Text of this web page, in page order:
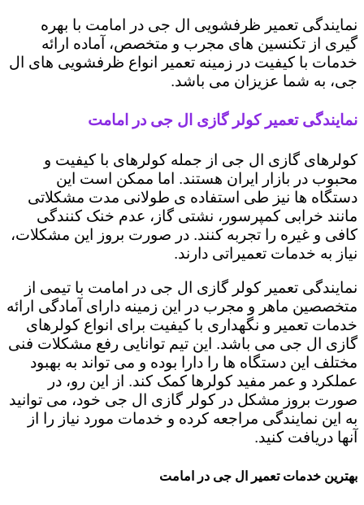
نمایندگی تعمیر ظرفشویی ال جی در امامت با بهره
گیری از تکنسین های مجرب و متخصص، آماده ارائه
خدمات با کیفیت در زمینه تعمیر انواع ظرفشویی های ال
جی، به شما عزیزان می باشد.
نمایندگی تعمیر کولر گازی ال جی در امامت
کولرهای گازی ال جی از جمله کولرهای با کیفیت و
محبوب در بازار ایران هستند. اما ممکن است این
دستگاه ها نیز طی استفاده ی طولانی مدت مشکلاتی
مانند خرابی کمپرسور، نشتی گاز، عدم خنک کنندگی
کافی و غیره را تجربه کنند. در صورت بروز این مشکلات،
نیاز به خدمات تعمیراتی دارند.
نمایندگی تعمیر کولر گازی ال جی در امامت با تیمی از
متخصصین ماهر و مجرب در این زمینه دارای آمادگی ارائه
خدمات تعمیر و نگهداری با کیفیت برای انواع کولرهای
گازی ال جی می باشد. این تیم توانایی رفع مشکلات فنی
مختلف این دستگاه ها را دارا بوده و می تواند به بهبود
عملکرد و عمر مفید کولرها کمک کند. از این رو، در
صورت بروز مشکل در کولر گازی ال جی خود، می توانید
به این نمایندگی مراجعه کرده و خدمات مورد نیاز را از
آنها دریافت کنید.
بهترین خدمات تعمیر ال جی در امامت